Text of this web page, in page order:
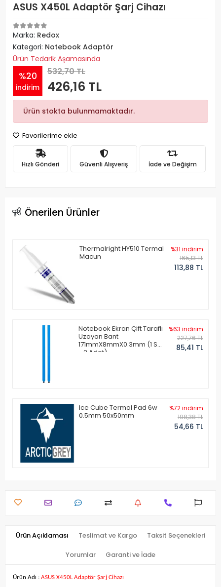
ASUS X450L Adaptör Şarj Cihazı
Marka: Redox
Kategori: Notebook Adaptör
Ürün Tedarik Aşamasında
%20
indirim
532,70 TL
426,16 TL
Ürün stokta bulunmamaktadır.
Favorilerime ekle
Hızlı Gönderi Güvenli Alışveriş İade ve Değişim
Önerilen Ürünler
Thermalright HY510 Termal
Macun
%31 indirim
165,13 TL
113,88 TL
Notebook Ekran Çift Taraflı
Uzayan Bant
171mmX8mmX0.3mm (1 Set
- 2 Adet)
%63 indirim
227,76 TL
85,41 TL
Ice Cube Termal Pad 6w
0.5mm 50x50mm
%72 indirim
198,38 TL
54,66 TL
Ürün Açıklaması Teslimat ve Kargo Taksit Seçenekleri
Yorumlar Garanti ve İade
Ürün Adı : ASUS X450L Adaptör Şarj Cihazı